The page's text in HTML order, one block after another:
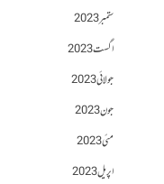
ستمبر 2023
اگست 2023
جولائی 2023
جون 2023
مئی 2023
اپریل 2023